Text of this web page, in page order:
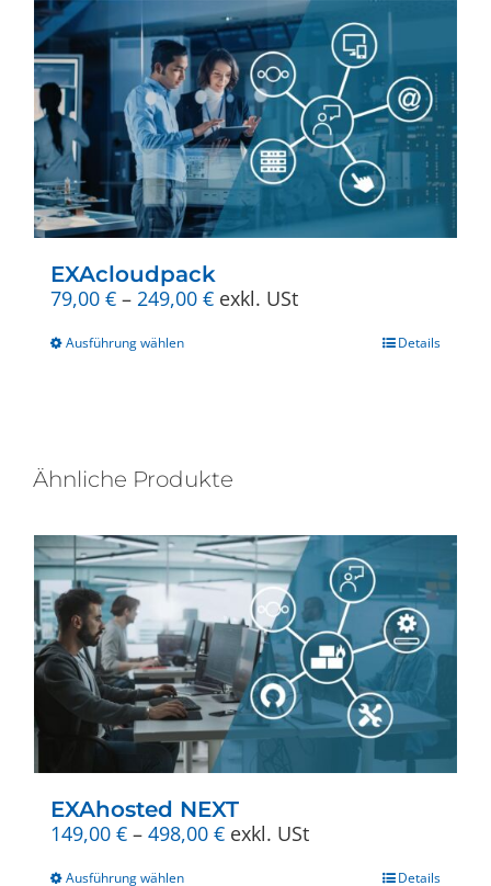
EXAcloudpack
79,00 € – 249,00 €Preisspanne:
exkl. USt
Ausführung wählenDieses
Die
können
auf
der
Produktseite
gewählt
werden
Details
Ähnliche Produkte
EXAhosted NEXT
149,00 € – 498,00 €Preisspanne:
exkl. USt
Ausführung wählenDieses Details